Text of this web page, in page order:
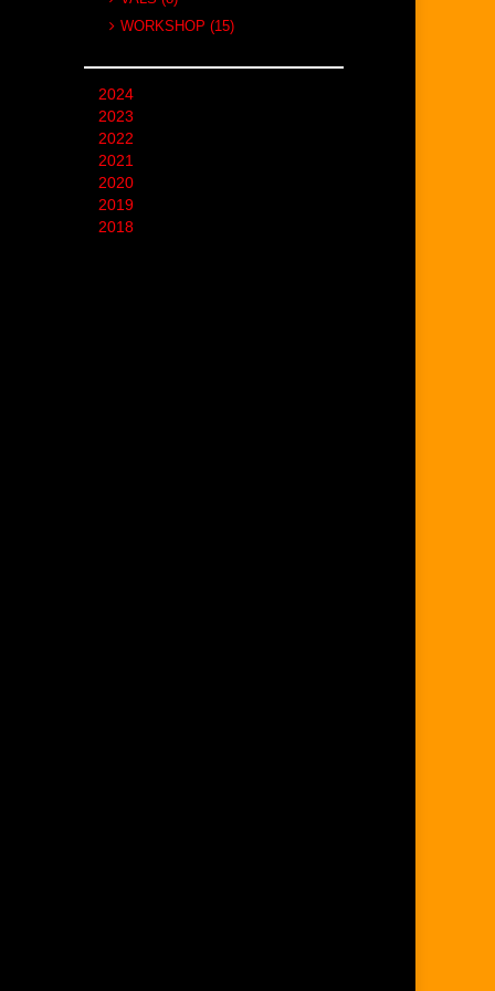
WORKSHOP (15)
2024
2023
2022
2021
2020
2019
2018